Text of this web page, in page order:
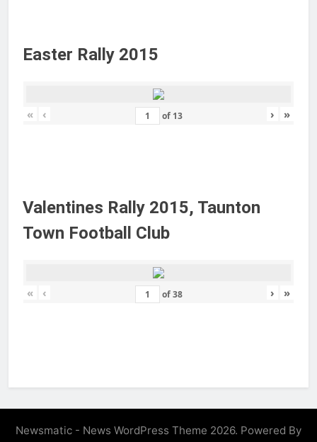
Easter Rally 2015
« ‹ of 13 › »
Valentines Rally 2015, Taunton
Town Football Club
« ‹ of38 › »
Newsmatic - News WordPress Theme 2026. Powered By